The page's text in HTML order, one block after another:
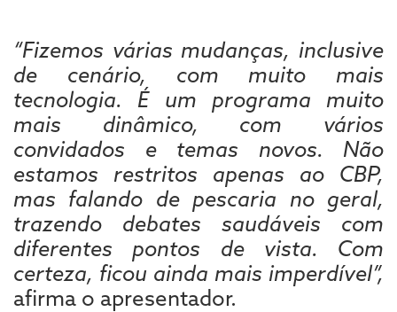
“Fizemos várias mudanças, inclusive
de cenário, com muito mais
tecnologia. É um programa muito
mais dinâmico, com vários
convidados e temas novos. Não
estamos restritos apenas ao CBP,
mas falando de pescaria no geral,
trazendo debates saudáveis com
diferentes pontos de vista. Com
certeza, ficou ainda mais imperdível”,
afirma o apresentador.